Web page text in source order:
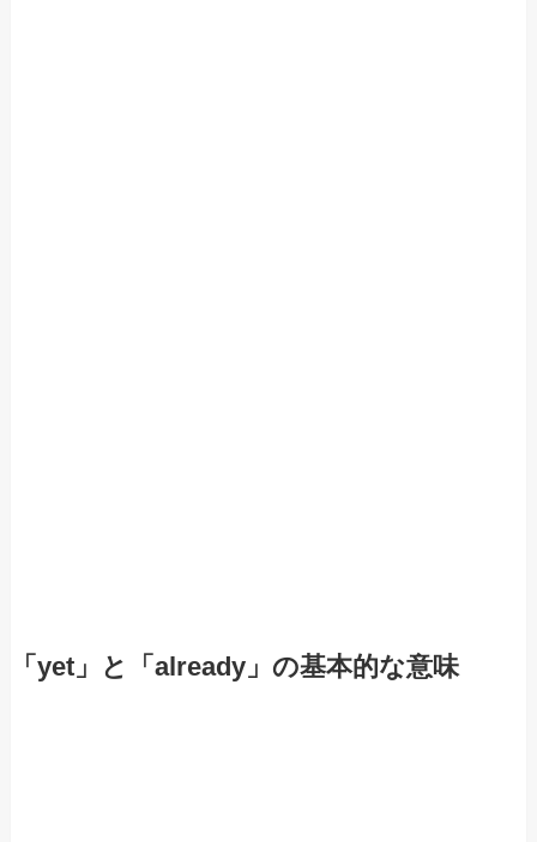
「yet」と「already」の基本的な意味